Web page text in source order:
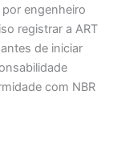
engenheiro
registrar a ART
de iniciar
com NBR